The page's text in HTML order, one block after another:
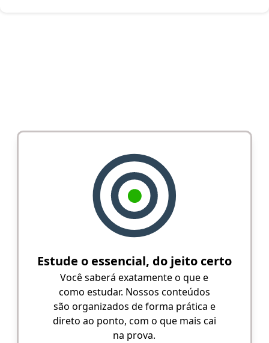
Estude o essencial, do jeito certo
Você saberá exatamente o que e
como estudar. Nossos conteúdos
são organizados de forma prática e
direto ao ponto, com o que mais cai
na prova.